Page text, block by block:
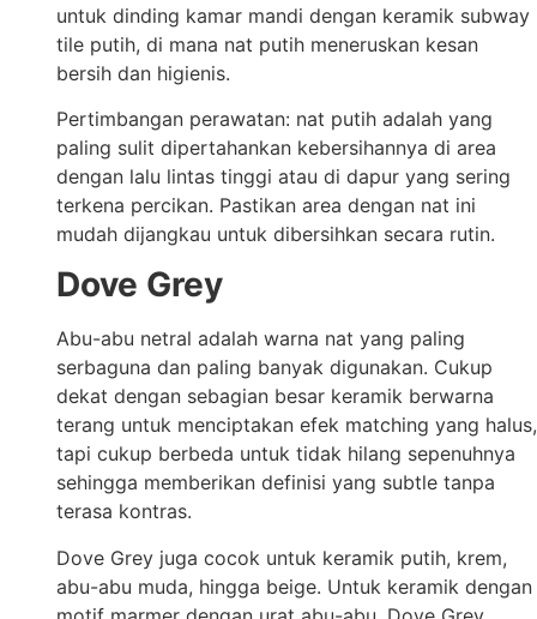
untuk dinding kamar mandi dengan keramik subway
tile putih, di mana nat putih meneruskan kesan
bersih dan higienis.
Pertimbangan perawatan: nat putih adalah yang
paling sulit dipertahankan kebersihannya di area
dengan lalu lintas tinggi atau di dapur yang sering
terkena percikan. Pastikan area dengan nat ini
mudah dijangkau untuk dibersihkan secara rutin.
Dove Grey
Abu-abu netral adalah warna nat yang paling
serbaguna dan paling banyak digunakan. Cukup
dekat dengan sebagian besar keramik berwarna
terang untuk menciptakan efek matching yang halus,
tapi cukup berbeda untuk tidak hilang sepenuhnya
sehingga memberikan definisi yang subtle tanpa
terasa kontras.
Dove Grey juga cocok untuk keramik putih, krem,
abu-abu muda, hingga beige. Untuk keramik dengan